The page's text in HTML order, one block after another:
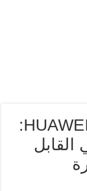
مراجعة هاتف HUAWEI Mate X3:
القابل